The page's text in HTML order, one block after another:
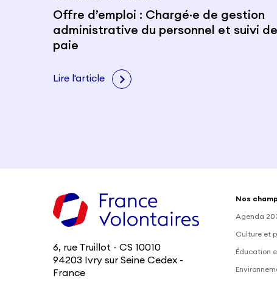
Offre d’emploi : Chargé·e de gestion
administrative du personnel et suivi de
paie
Lire l'article
6, rue Truillot - CS 10010
94203 Ivry sur Seine Cedex -
France
Nos
Agenda
Culture et
Éducation